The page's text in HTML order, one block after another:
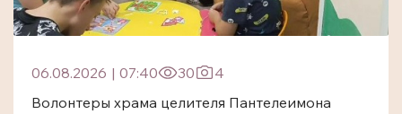
06.08.2026 | 07:40 30
4
Волонтеры храма целителя Пантелеимона